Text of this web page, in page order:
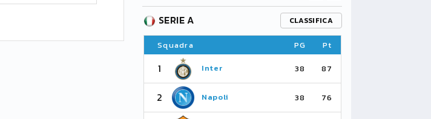
PG Pt
SERIE A CLASSIFICA
Squadra PG Pt
1 Inter 38 87
2 Napoli 38 76